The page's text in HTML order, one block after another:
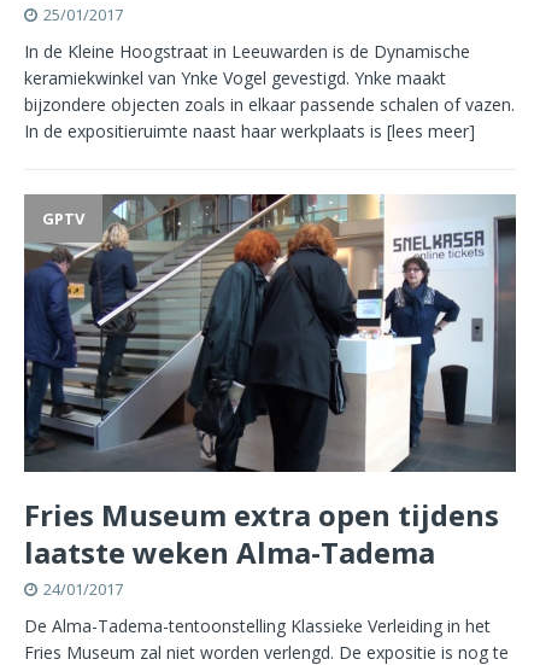
25/01/2017
In de Kleine Hoogstraat in Leeuwarden is de Dynamische
keramiekwinkel van Ynke Vogel gevestigd. Ynke maakt
bijzondere objecten zoals in elkaar passende schalen of vazen.
In de expositieruimte naast haar werkplaats is [lees meer]
GPTV
Fries Museum extra open tijdens
laatste weken Alma-Tadema
24/01/2017
De Alma-Tadema-tentoonstelling Klassieke Verleiding in het
Fries Museum zal niet worden verlengd. De expositie is nog te